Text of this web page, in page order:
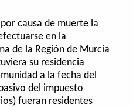
causa de muerte la
en la
de la Región de Murcia
su residencia
a la fecha del
del impuesto
fueran residentes